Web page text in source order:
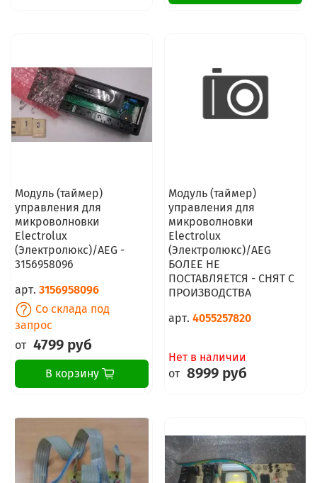
Модуль (таймер)
управления для
микроволновки
Electrolux
(Электролюкс)/AEG -
3156958096
арт. 3156958096
Со склада под
запрос
от 4799 руб
В корзину
Модуль (таймер)
управления для
микроволновки
Electrolux
(Электролюкс)/AEG
БОЛЕЕ НЕ
ПОСТАВЛЯЕТСЯ - СНЯТ С
ПРОИЗВОДСТВА
арт. 4055257820
Нет в наличии
от 8999 руб